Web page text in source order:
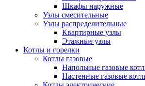
Шкафы наружные
Узлы смесительные
Узлы распределительные
Квартирные узлы
Этажные узлы
Котлы и горелки
Котлы газовые
Напольные газовые
Настенные газовые